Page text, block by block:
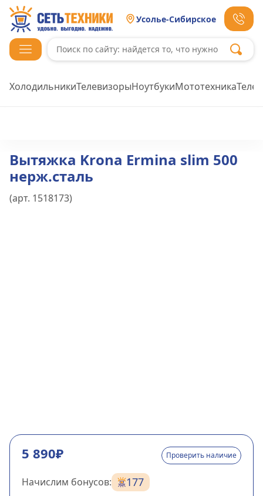
Усолье-Сибирское
ХолодильникиТелевизорыНоутбукиМототехника
Вытяжка Krona Ermina slim 500
нерж.сталь
(арт. 1518173)
5 890₽ Проверить наличие
Начислим бонусов: 177